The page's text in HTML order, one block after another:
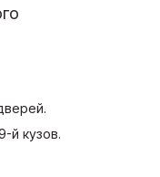
й кузов.